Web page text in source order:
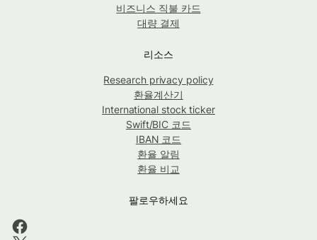
비즈니스 직불 카드
대량 결제
리소스
Research privacy policy
환율계산기
International stock ticker
Swift/BIC 코드
IBAN 코드
환율 알림
환율 비교
팔로우하세요